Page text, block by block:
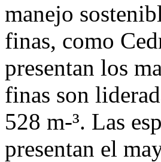
manejo
finas, como
presentan los
finas son
528 m-³. Las
presentan el